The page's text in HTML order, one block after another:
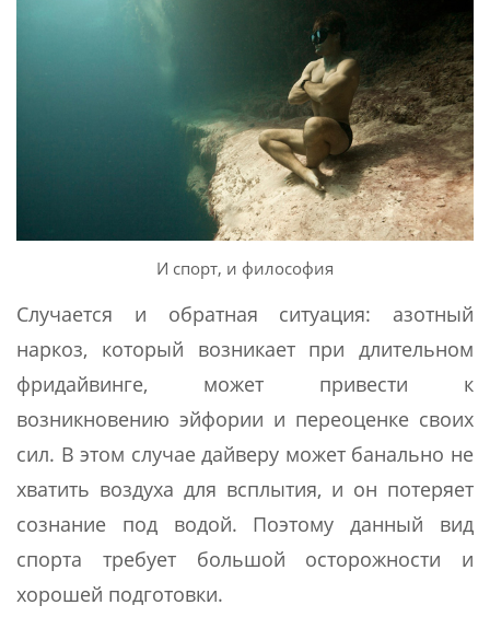
И спорт, и философия
Случается и обратная ситуация: азотный
наркоз, который возникает при длительном
фридайвинге, может привести к
возникновению эйфории и переоценке своих
сил. В этом случае дайверу может банально не
хватить воздуха для всплытия, и он потеряет
сознание под водой. Поэтому данный вид
спорта требует большой осторожности и
хорошей подготовки.